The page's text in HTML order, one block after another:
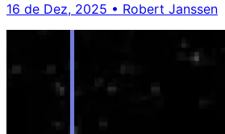
16 de Dez, 2025 • Robert Janssen